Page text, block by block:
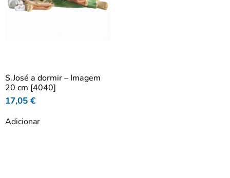
S.José a dormir – Imagem
20 cm [4040]
17,05 €
Adicionar